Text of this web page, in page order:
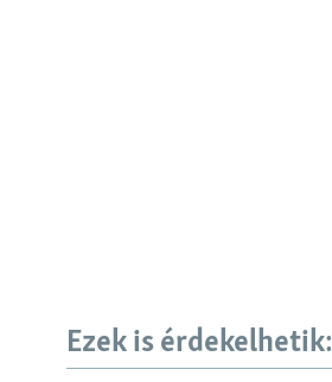
Ezek is érdekelhetik: